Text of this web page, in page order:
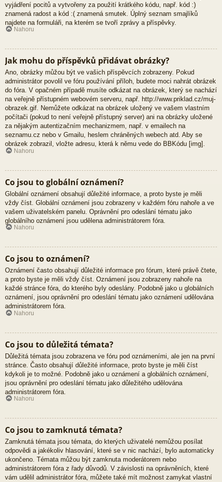
vyjádření pocitů a vytvořeny za použití krátkého kódu, např. kód :)
znamená radost a kód :( znamená smutek. Úplný seznam smajlíků
najdete na formuláři, na kterém se tvoří zprávy a příspěvky.
Nahoru
Jak mohu do příspěvků přidávat obrázky?
Ano, obrázky můžou být ve vašich příspěvcích zobrazeny. Pokud
administrátor povolil ve fóru používání příloh, budete moci nahrát obrázek
do fóra. V opačném případě musíte odkázat na obrázek, který se nachází
na veřejně přístupném webovém serveru, např. http://www.priklad.cz/muj-
obrazek.gif. Nemůžete odkázat na obrázek uložený ve vašem vlastním
počítači (pokud to není veřejně přístupný server) ani na obrázky uložené
za nějakým autentizačním mechanizmem, např. v emailech na
seznamu.cz nebo v Gmailu, heslem chráněných webech atd. Aby se
obrázek zobrazil, vložte adresu, která k němu vede do BBKódu [img].
Nahoru
Co jsou to globální oznámení?
Globální oznámení obsahují důležité informace, a proto byste je měli
vždy číst. Globální oznámení jsou zobrazeny v každém fóru nahoře a ve
vašem uživatelském panelu. Oprávnění pro odeslání tématu jako
globálního oznámení jsou udělena administrátorem fóra.
Nahoru
Co jsou to oznámení?
Oznámení často obsahují důležité informace pro fórum, které právě čtete,
a proto byste je měli vždy číst. Oznámení jsou zobrazeny nahoře na
každé stránce fóra, do kterého byly odeslány. Podobně jako u globálních
oznámení, jsou oprávnění pro odeslání tématu jako oznámení udělována
administrátorem fóra.
Nahoru
Co jsou to důležitá témata?
Důležitá témata jsou zobrazena ve fóru pod oznámeními, ale jen na první
stránce. Často obsahují důležité informace, proto byste je měli číst
kdykoli je to možné. Podobně jako u oznámení a globálních oznámení,
jsou oprávnění pro odeslání tématu jako důležitého udělována
administrátorem fóra.
Nahoru
Co jsou to zamknutá témata?
Zamknutá témata jsou témata, do kterých uživatelé nemůžou posílat
odpovědi a jakékoliv hlasování, které se v nic nachází, bylo automaticky
ukončeno. Témata můžou být zamknuta moderátorem nebo
administrátorem fóra z řady důvodů. V závislosti na oprávněních, které
vám udělil administrátor fóra, můžete také mít možnost zamykat vlastní